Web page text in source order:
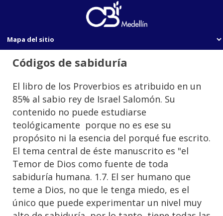
Códigos de sabiduría
El libro de los Proverbios es atribuido en un
85% al sabio rey de Israel Salomón. Su
contenido no puede estudiarse
teológicamente porque no es ese su
propósito ni la esencia del porqué fue escrito.
El tema central de éste manuscrito es "el
Temor de Dios como fuente de toda
sabiduría humana. 1.7. El ser humano que
teme a Dios, no que le tenga miedo, es el
único que puede experimentar un nivel muy